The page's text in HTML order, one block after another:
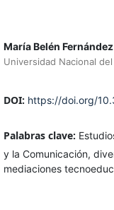
María Belén
Universidad Nacional
DOI: https://doi.org/
Palabras clave:
y la Comunicación,
mediaciones